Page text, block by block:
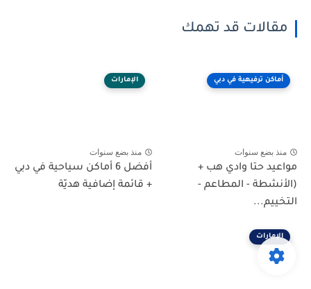
مقالات قد تهمك
أماكن ترفيهية في دبي
منذ بضع سنوات
مواعيد حتا وادي هب +
(الأنشطة - المطاعم -
التخييم...
الإمارات
منذ بضع سنوات
أفضل 6 أماكن سياحية في دبي
+ قائمة إضافية هديّة
الإمارات